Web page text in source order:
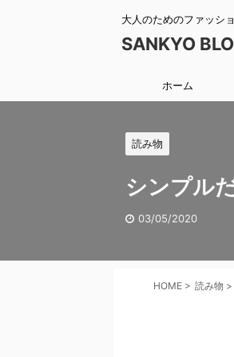
大人のためのファッシ
SANKYO
ホーム
読み物
シンプル
03/05/2020
HOME > 読み物 >